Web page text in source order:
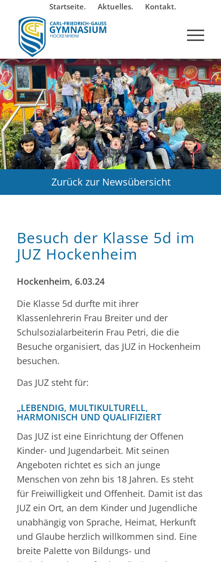
Startseite. Aktuelles. Kontakt.
Zurück zur Newsübersicht
Besuch der Klasse 5d im
JUZ Hockenheim
Hockenheim, 6.03.24
Die Klasse 5d durfte mit ihrer
Klassenlehrerin Frau Breiter und der
Schulsozialarbeiterin Frau Petri, die die
Besuche organisiert, das JUZ in Hockenheim
besuchen.
Das JUZ steht für:
„LEBENDIG, MULTIKULTURELL,
HARMONISCH UND QUALIFIZIERT
Das JUZ ist eine Einrichtung der Offenen
Kinder- und Jugendarbeit. Mit seinen
Angeboten richtet es sich an junge
Menschen von zehn bis 18 Jahren. Es steht
für Freiwilligkeit und Offenheit. Damit ist das
JUZ ein Ort, an dem Kinder und Jugendliche
unabhängig von Sprache, Heimat, Herkunft
und Glaube herzlich willkommen sind. Eine
breite Palette von Bildungs- und